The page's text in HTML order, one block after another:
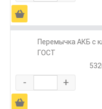
Ä
Перемычка АКБ с
ГОСТ
- +
Ä